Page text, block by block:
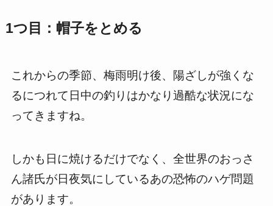
1つ目：帽子をとめる
これからの季節、梅雨明け後、陽ざしが強くな
るにつれて日中の釣りはかなり過酷な状況にな
ってきますね。
しかも日に焼けるだけでなく、全世界のおっさ
ん諸氏が日夜気にしているあの恐怖のハゲ問題
があります。